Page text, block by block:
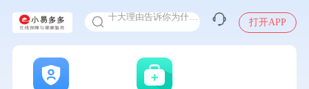
感染人偏肺病毒就会得肺炎吗
甲状腺癌怎么筛查
打开APP
7分钟前 张**
成功预约了心脏病套餐
7分钟前
侯**
购买了汤臣倍健水飞蓟葛根丹参片（护肝片）1.02g*120片
侯**
购买了汤臣倍健水飞蓟葛根丹参片（护肝片）1.02g*120片